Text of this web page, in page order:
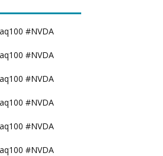
#NVDA
#NVDA
#NVDA
#NVDA
#NVDA
#NVDA